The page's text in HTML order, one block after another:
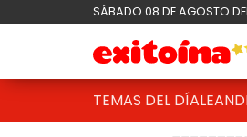
SÁBADO 08 DE AGOSTO
TEMAS DEL DÍA